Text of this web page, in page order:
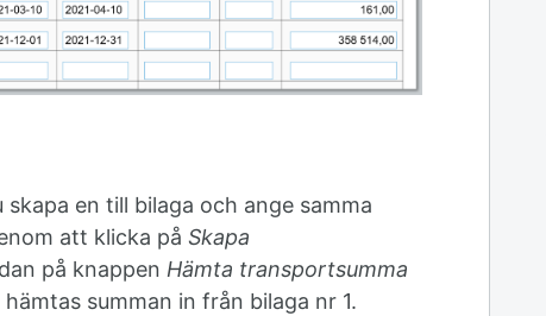
en till bilaga och ange samma
att klicka på Skapa
på knappen Hämta transportsumma
summan in från bilaga nr 1.